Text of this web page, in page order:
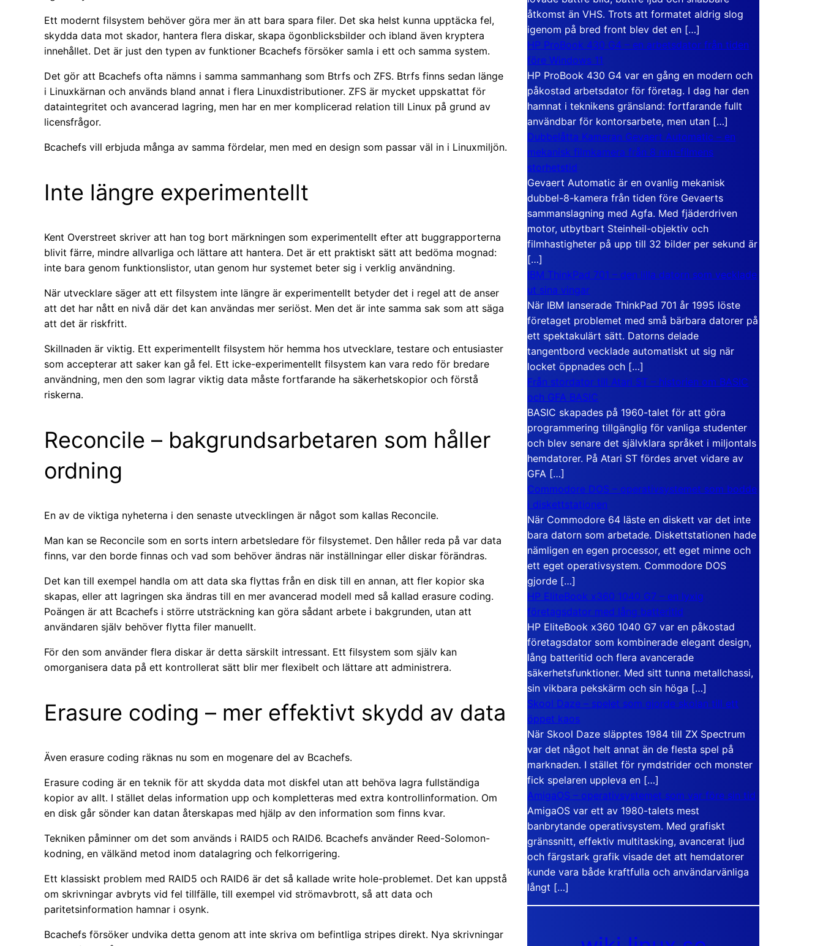
Ett modernt filsystem behöver göra mer än att bara spara filer. Det ska helst kunna upptäcka fel,
skydda data mot skador, hantera flera diskar, skapa ögonblicksbilder och ibland även kryptera
innehållet. Det är just den typen av funktioner Bcachefs försöker samla i ett och samma system.
Det gör att Bcachefs ofta nämns i samma sammanhang som Btrfs och ZFS. Btrfs finns sedan länge
i Linuxkärnan och används bland annat i flera Linuxdistributioner. ZFS är mycket uppskattat för
dataintegritet och avancerad lagring, men har en mer komplicerad relation till Linux på grund av
licensfrågor.
Bcachefs vill erbjuda många av samma fördelar, men med en design som passar väl in i Linuxmiljön.
Inte längre experimentellt
Kent Overstreet skriver att han tog bort märkningen som experimentellt efter att buggrapporterna
blivit färre, mindre allvarliga och lättare att hantera. Det är ett praktiskt sätt att bedöma mognad:
inte bara genom funktionslistor, utan genom hur systemet beter sig i verklig användning.
När utvecklare säger att ett filsystem inte längre är experimentellt betyder det i regel att de anser
att det har nått en nivå där det kan användas mer seriöst. Men det är inte samma sak som att säga
att det är riskfritt.
Skillnaden är viktig. Ett experimentellt filsystem hör hemma hos utvecklare, testare och entusiaster
som accepterar att saker kan gå fel. Ett icke-experimentellt filsystem kan vara redo för bredare
användning, men den som lagrar viktig data måste fortfarande ha säkerhetskopior och förstå
riskerna.
Reconcile – bakgrundsarbetaren som håller
ordning
En av de viktiga nyheterna i den senaste utvecklingen är något som kallas Reconcile.
Man kan se Reconcile som en sorts intern arbetsledare för filsystemet. Den håller reda på var data
finns, var den borde finnas och vad som behöver ändras när inställningar eller diskar förändras.
Det kan till exempel handla om att data ska flyttas från en disk till en annan, att fler kopior ska
skapas, eller att lagringen ska ändras till en mer avancerad modell med så kallad erasure coding.
Poängen är att Bcachefs i större utsträckning kan göra sådant arbete i bakgrunden, utan att
användaren själv behöver flytta filer manuellt.
För den som använder flera diskar är detta särskilt intressant. Ett filsystem som själv kan
omorganisera data på ett kontrollerat sätt blir mer flexibelt och lättare att administrera.
Erasure coding – mer effektivt skydd av data
Även erasure coding räknas nu som en mogenare del av Bcachefs.
Erasure coding är en teknik för att skydda data mot diskfel utan att behöva lagra fullständiga
kopior av allt. I stället delas information upp och kompletteras med extra kontrollinformation. Om
en disk går sönder kan datan återskapas med hjälp av den information som finns kvar.
Tekniken påminner om det som används i RAID5 och RAID6. Bcachefs använder Reed-Solomon-
kodning, en välkänd metod inom datalagring och felkorrigering.
Ett klassiskt problem med RAID5 och RAID6 är det så kallade write hole-problemet. Det kan uppstå
om skrivningar avbryts vid fel tillfälle, till exempel vid strömavbrott, så att data och
paritetsinformation hamnar i osynk.
Bcachefs försöker undvika detta genom att inte skriva om befintliga stripes direkt. Nya skrivningar
åtkomst än VHS. Trots att formatet aldrig slog
igenom på bred front blev det en […]
HP ProBook 430 G4 – en arbetsdator från tiden
före Windows 11
HP ProBook 430 G4 var en gång en modern och
påkostad arbetsdator för företag. I dag har den
hamnat i teknikens gränsland: fortfarande fullt
användbar för kontorsarbete, men utan […]
Dubbelåtta Kameran Gevaert Automatic – en
mekanisk filmkamera från 8 mm-filmens
storhetstid
Gevaert Automatic är en ovanlig mekanisk
dubbel-8-kamera från tiden före Gevaerts
sammanslagning med Agfa. Med fjäderdriven
motor, utbytbart Steinheil-objektiv och
filmhastigheter på upp till 32 bilder per sekund är
[…]
IBM ThinkPad 701 – den lilla datorn som vecklade
ut sina vingar
När IBM lanserade ThinkPad 701 år 1995 löste
företaget problemet med små bärbara datorer på
ett spektakulärt sätt. Datorns delade
tangentbord vecklade automatiskt ut sig när
locket öppnades och […]
Från stordator till Atari ST – historien om BASIC
och GFA BASIC
BASIC skapades på 1960-talet för att göra
programmering tillgänglig för vanliga studenter
och blev senare det självklara språket i miljontals
hemdatorer. På Atari ST fördes arvet vidare av
GFA […]
Commodore DOS – operativsystemet som bodde
i diskettstationen
När Commodore 64 läste en diskett var det inte
bara datorn som arbetade. Diskettstationen hade
nämligen en egen processor, ett eget minne och
ett eget operativsystem. Commodore DOS
gjorde […]
HP EliteBook x360 1040 G7 – en lyxig
företagsdator med lång batteritid
HP EliteBook x360 1040 G7 var en påkostad
företagsdator som kombinerade elegant design,
lång batteritid och flera avancerade
säkerhetsfunktioner. Med sitt tunna metallchassi,
sin vikbara pekskärm och sin höga […]
Skool Daze – spelet som gjorde skolan till ett
öppet kaos
När Skool Daze släpptes 1984 till ZX Spectrum
var det något helt annat än de flesta spel på
marknaden. I stället för rymdstrider och monster
fick spelaren uppleva en […]
AmigaOS – operativsystemet som var före sin tid
AmigaOS var ett av 1980-talets mest
banbrytande operativsystem. Med grafiskt
gränssnitt, effektiv multitasking, avancerat ljud
och färgstark grafik visade det att hemdatorer
kunde vara både kraftfulla och användarvänliga
långt […]